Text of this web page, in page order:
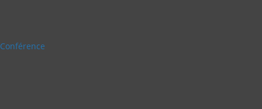
Conférence